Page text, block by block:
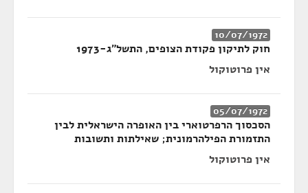
10/07/1972
חוק לתיקון פקודת הצופים, התשל"ג-1973
אין פרוטוקול
05/07/1972
הסכסוך הרפרטוארי בין האופרה הישראלית לבין
התזמורת הפילהרמונית; שאילתות ותשובות
אין פרוטוקול